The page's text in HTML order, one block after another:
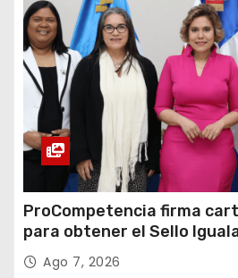
ProCompetencia firma
para obtener el Sello
Sector Público
Ago 7, 2026